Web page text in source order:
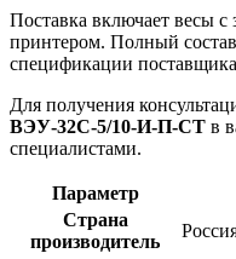
Поставка включает весы
принтером. Полный
спецификации
Для получения
ВЭУ-32С-5/10-И-П-СТ в
специалистами.
Параметр
Страна
производитель